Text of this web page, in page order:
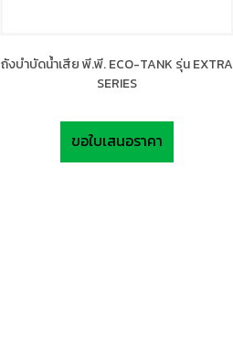
ถังบำบัดน้ำเสีย พี.พี. ECO-TANK รุ่น EXTRA
SERIES
ขอใบเสนอราคา